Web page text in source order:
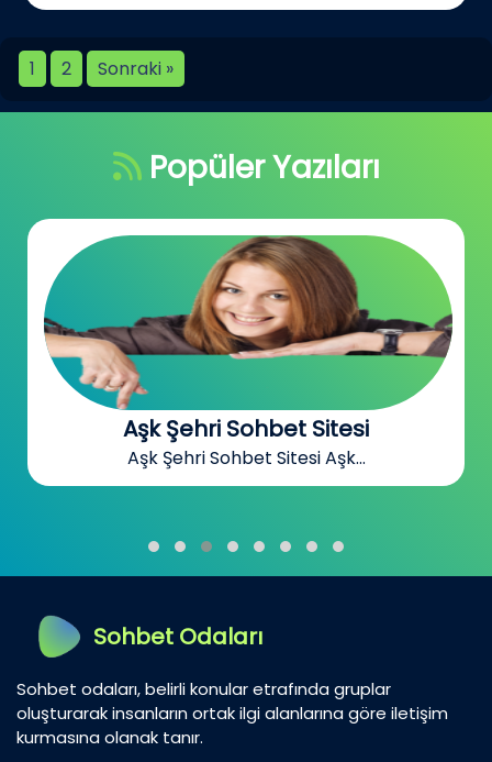
1 2 Sonraki »
Popüler Yazıları
Aşk Şehri Sohbet Sitesi
Aşk Şehri Sohbet Sitesi Aşk...
Sohbet Odaları
Sohbet odaları, belirli konular etrafında gruplar
oluşturarak insanların ortak ilgi alanlarına göre iletişim
kurmasına olanak tanır.